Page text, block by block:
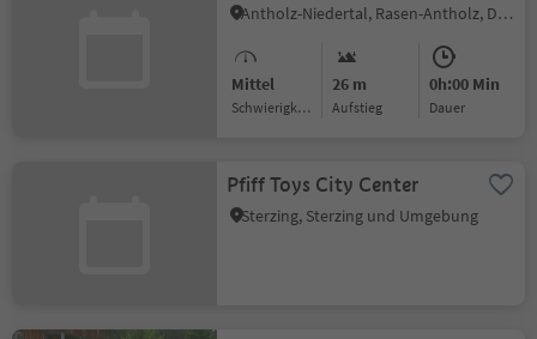
Antholz-Niedertal, Rasen-Antholz, Dolomitenregion Kronplatz
Mittel
Schwierigkeitsgrad
26 m
Aufstieg
0h:00 Min
Dauer
Pfiff Toys City Center
Sterzing, Sterzing und Umgebung